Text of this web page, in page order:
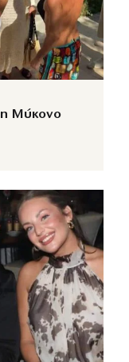
Μύκονο